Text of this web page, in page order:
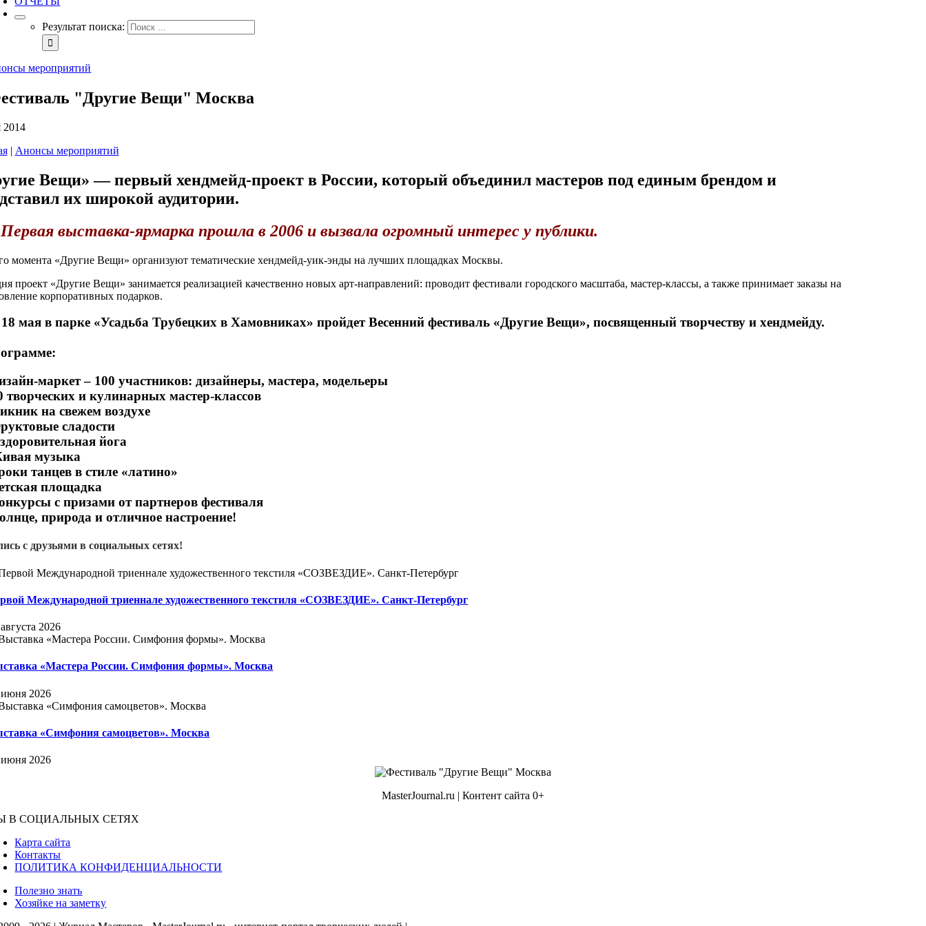
Результат поиска:
мероприятий
"Другие Вещи" Москва
2014
| Анонсы мероприятий
Вещи» — первый хендмейд-проект в России, который объединил мастеров под единым брендом и
их широкой аудитории.
Первая выставка-ярмарка прошла в 2006 и вызвала огромный интерес у публики.
момента «Другие Вещи» организуют тематические хендмейд-уик-энды на лучших площадках Москвы.
проект «Другие Вещи» занимается реализацией качественно новых арт-направлений: проводит фестивали городского масштаба, мастер-классы, а также принимает заказы на
корпоративных подарков.
мая в парке «Усадьба Трубецких в Хамовниках» пройдет Весенний фестиваль «Другие Вещи», посвященный творчеству и хендмейду.
маркет – 100 участников: дизайнеры, мастера, модельеры
и кулинарных мастер-классов
на свежем воздухе
сладости
йога
музыка
танцев в стиле «латино»
площадка
с призами от партнеров фестиваля
природа и отличное настроение!
с друзьями в социальных сетях!
Международной триеннале художественного текстиля «СОЗВЕЗДИЕ». Санкт-Петербург
2026
«Мастера России. Симфония формы». Москва
2026
«Симфония самоцветов». Москва
2026
MasterJournal.ru | Контент сайта 0+
В СОЦИАЛЬНЫХ СЕТЯХ
Карта сайта
Контакты
ПОЛИТИКА КОНФИДЕНЦИАЛЬНОСТИ
Полезно знать
Хозяйке на заметку